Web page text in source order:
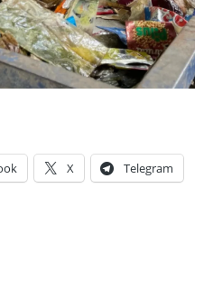
X Telegram